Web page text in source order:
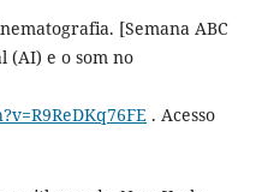
[Semana ABC
(AI) e o som no
. Acesso